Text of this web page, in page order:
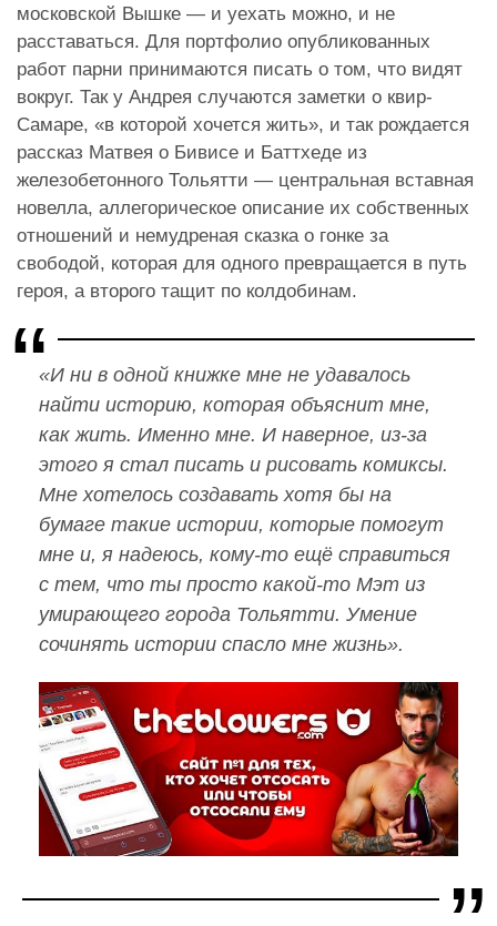
московской Вышке — и уехать можно, и не
расставаться. Для портфолио опубликованных
работ парни принимаются писать о том, что видят
вокруг. Так у Андрея случаются заметки о квир-
Самаре, «в которой хочется жить», и так рождается
рассказ Матвея о Бивисе и Баттхеде из
железобетонного Тольятти — центральная вставная
новелла, аллегорическое описание их собственных
отношений и немудреная сказка о гонке за
свободой, которая для одного превращается в путь
героя, а второго тащит по колдобинам.
«И ни в одной книжке мне не удавалось
найти историю, которая объяснит мне,
как жить. Именно мне. И наверное, из-за
этого я стал писать и рисовать комиксы.
Мне хотелось создавать хотя бы на
бумаге такие истории, которые помогут
мне и, я надеюсь, кому-то ещё справиться
с тем, что ты просто какой-то Мэт из
умирающего города Тольятти. Умение
сочинять истории спасло мне жизнь».